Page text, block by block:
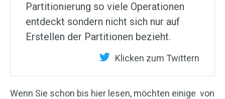
Partitionierung so viele Operationen
entdeckt sondern nicht sich nur auf
Erstellen der Partitionen bezieht.
Klicken zum Twittern
Wenn Sie schon bis hier lesen, möchten einige von